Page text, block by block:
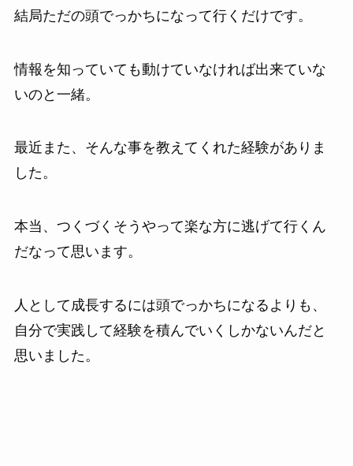
結局ただの頭でっかちになって行くだけです。
情報を知っていても動けていなければ出来ていな
いのと一緒。
最近また、そんな事を教えてくれた経験がありま
した。
本当、つくづくそうやって楽な方に逃げて行くん
だなって思います。
人として成長するには頭でっかちになるよりも、
自分で実践して経験を積んでいくしかないんだと
思いました。